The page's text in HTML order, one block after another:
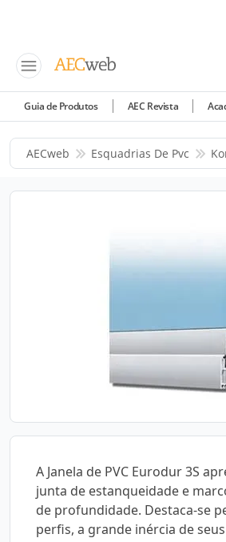
Guia de Produtos AEC Revista
AECweb Esquadrias De Pvc
A Janela de PVC Eurodur 3S
junta de estanqueidade e
de profundidade. Destaca-se
perfis, a grande inércia de